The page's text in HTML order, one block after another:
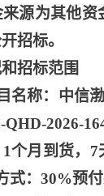
源为其他
招标。
招标范围
名称：中信
2026-
个月到货，
式：30%预